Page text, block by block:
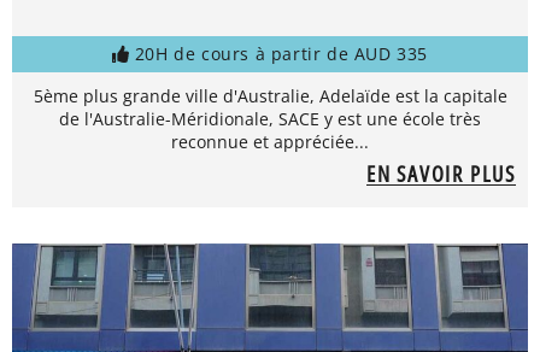
20H de cours à partir de AUD 335
5ème plus grande ville d'Australie, Adelaïde est la capitale
de l'Australie-Méridionale, SACE y est une école très
reconnue et appréciée...
EN SAVOIR PLUS